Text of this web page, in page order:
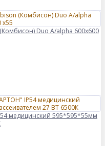
Duo А/alpha 600x600
медицинский 595*595*55мм